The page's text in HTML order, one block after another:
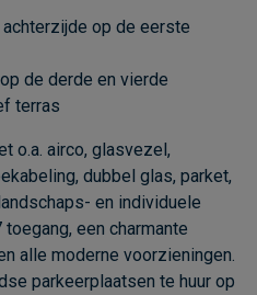
achterzijde op de eerste
de derde en vierde
terras
o.a. airco, glasvezel,
dubbel glas, parket,
en individuele
een charmante
alle moderne voorzieningen.
parkeerplaatsen te huur op